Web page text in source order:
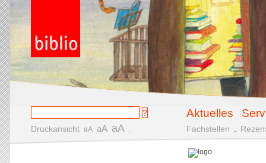
Aktuelles
Druckansicht aA aA aA Fachstellen